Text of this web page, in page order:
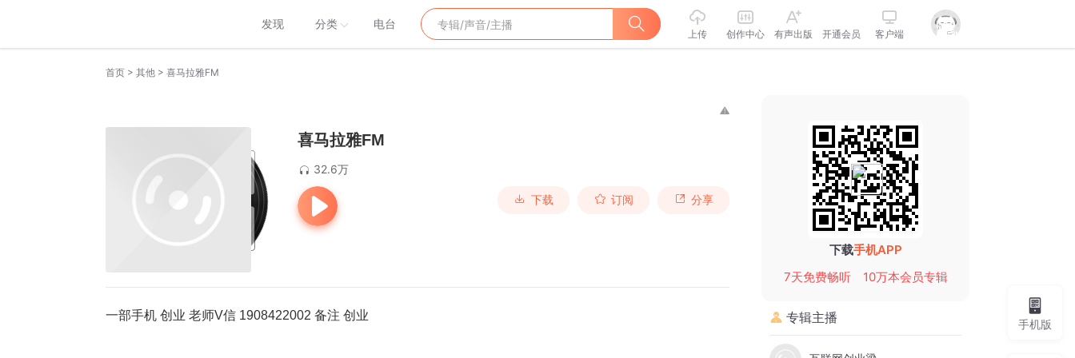
发现 分类 电台
上传 创作中心 有声出版 开通会员 客户端
首页 > 其他 > 喜马拉雅FM
喜马拉雅FM
32.6万
下载 订阅 分享
一部手机 创业 老师V信 1908422002 备注 创业
下载手机APP
7天免费畅听
10万本会员专辑
专辑主播 手机版